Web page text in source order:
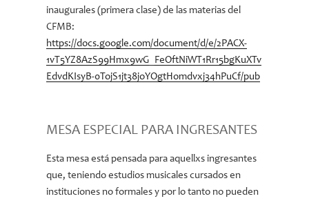
inaugurales (primera clase) de las materias del
CFMB:
https://docs.google.com/document/d/e/2PACX-
1vT5YZ8AzS99Hmx9wG_FeOftNiWT1Rr15bgKuXTv
EdvdKIsyB-0TojS1jt38joYOgtHomdvxj34hPuCf/pub
MESA ESPECIAL PARA INGRESANTES
Esta mesa está pensada para aquellxs ingresantes
que, teniendo estudios musicales cursados en
instituciones no formales y por lo tanto no pueden